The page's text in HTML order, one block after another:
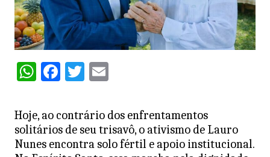
W
at
s
A
F
c
e
b
T
itt
er
E
ai
l
Hoje, ao contrário dos enfrentamentos
solitários de seu trisavô, o ativismo de Lauro
Nunes encontra solo fértil e apoio institucional.